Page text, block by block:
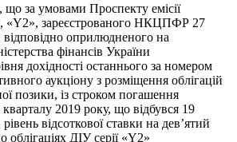
за умовами Проспекту емісії
«Y2», зареєстрованого НКЦПФР 27
відповідно оприлюдненого на
фінансів України
дохідності останнього за номером
аукціону з розміщення облігацій
позики, із строком погашення
2019 року, що відбувся 19
відсоткової ставки на дев’ятий
облігаціях ДІУ серії «Y2»